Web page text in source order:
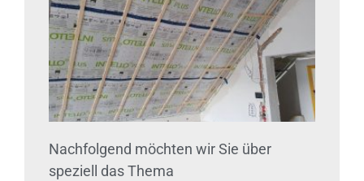
Nachfolgend möchten wir Sie über
speziell das Thema